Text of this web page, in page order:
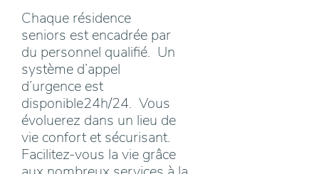
Chaque résidence
seniors est encadrée par
du personnel qualifié. Un
système d’appel
d’urgence est
disponible24h/24. Vous
évoluerez dans un lieu de
vie confort et sécurisant.
Facilitez-vous la vie grâce